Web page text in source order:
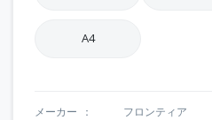
A4
メーカー
フロンティア